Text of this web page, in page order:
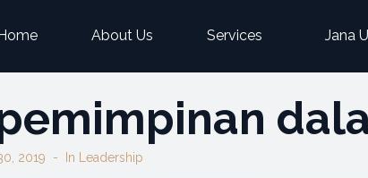
Home About Us Services Jana
2019 In Leadership